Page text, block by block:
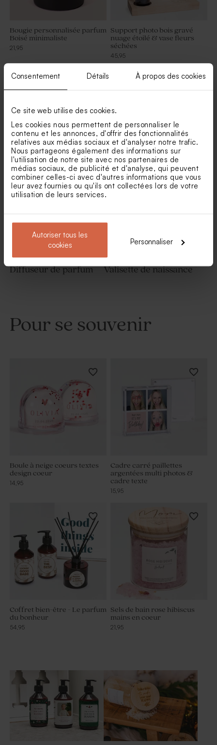
Consentement Détails À propos des cookies
Ce site web utilise des cookies.
Les cookies nous permettent de personnaliser le
contenu et les annonces, d'offrir des fonctionnalités
relatives aux médias sociaux et d'analyser notre trafic.
Nous partageons également des informations sur
l'utilisation de notre site avec nos partenaires de
médias sociaux, de publicité et d'analyse, qui peuvent
combiner celles-ci avec d'autres informations que vous
leur avez fournies ou qu'ils ont collectées lors de votre
utilisation de leurs services.
Autoriser tous les
cookies
Personnaliser
Bougie personnalisée parfum
Boisé minimaliste
21,95
Support photo bois gravé
nuage étoilé & vase fleurs
séchées
45,95
Support photo en bois Bougie
Diffuseur de parfum Valisette de naissance
Pour se souvenir
Boule à neige coeurs textes
design coeur
14,95
Cadre carré paillettes
argentées multi photos &
cadre texte
15,95
Coffret bien-être - Le parfum
du bonheur
54,95
Sels de bain rose hibiscus
mains en coeur
21,95